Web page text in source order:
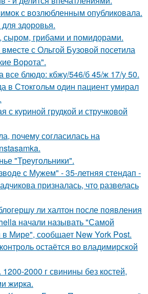
с возлюбленным опубликовала.
здоровья.
сыром, грибами и помидорами.
с Ольгой Бузовой посетила
Ворота".
блюдо: кбжу/546/б 45/ж 17/у 50.
в Стокгольм один пациент умирал
с куриной грудкой и стручковой
почему согласилась на
"Треугольники".
с Мужем" - 35-летняя стендап -
призналась, что развелась
ли халтон после появления
начали называть "Самой
Мире", сообщает New York Post.
остаётся во владимирской
2000 г свинины без костей,
жирка.